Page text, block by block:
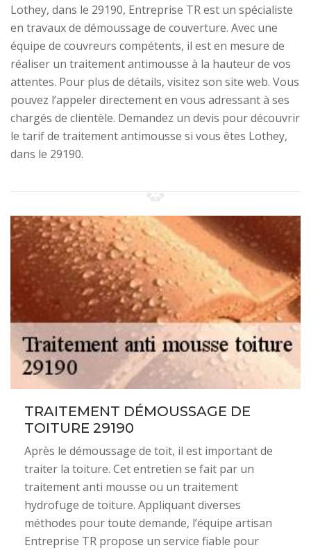
Lothey, dans le 29190, Entreprise TR est un spécialiste
en travaux de démoussage de couverture. Avec une
équipe de couvreurs compétents, il est en mesure de
réaliser un traitement antimousse à la hauteur de vos
attentes. Pour plus de détails, visitez son site web. Vous
pouvez l’appeler directement en vous adressant à ses
chargés de clientèle. Demandez un devis pour découvrir
le tarif de traitement antimousse si vous êtes Lothey,
dans le 29190.
TRAITEMENT DÉMOUSSAGE DE
TOITURE 29190
Après le démoussage de toit, il est important de
traiter la toiture. Cet entretien se fait par un
traitement anti mousse ou un traitement
hydrofuge de toiture. Appliquant diverses
méthodes pour toute demande, l’équipe artisan
Entreprise TR propose un service fiable pour